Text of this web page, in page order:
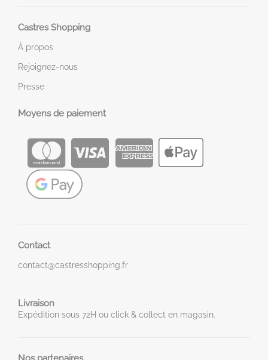
Castres Shopping
À propos
Rejoignez-nous
Presse
Moyens de paiement
Contact
contact@castresshopping.fr
Livraison
Expédition sous 72H ou click & collect en magasin.